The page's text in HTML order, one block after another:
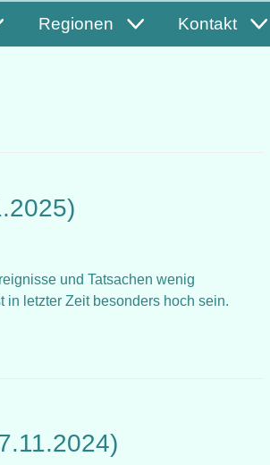
Regionen Kontakt
und Tatsachen wenig
in letzter Zeit besonders hoch sein.